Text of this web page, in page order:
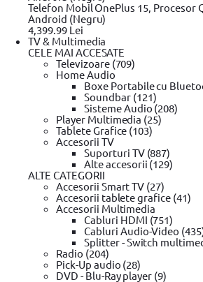
Telefon Mobil OnePlus 15, Procesor
Android (Negru)
4,399.99 Lei
TV & Multimedia
CELE MAI ACCESATE
Televizoare (709)
Home Audio
Boxe Portabile cu
Soundbar (121)
Sisteme Audio (208)
Player Multimedia (25)
Tablete Grafice (103)
Accesorii TV
Suporturi TV (887)
Alte accesorii (129)
ALTE CATEGORII
Accesorii Smart TV (27)
Accesorii tablete grafice (41)
Accesorii Multimedia
Cabluri HDMI (751)
Cabluri Audio-Video
Splitter - Switch
Radio (204)
Pick-Up audio (28)
DVD - Blu-Ray player (9)
Stanley(88)
YATO(57)
DeWALT(45)
Makita(16)
BOSCH(5)
Dedra(2)
AW Tools(1)
(1)
Prosperplast(1)
KNIPEX(1)
Cutie pentru unelte supraetajata
Cutie pentru unelte
Cutie pentru unelte mobila
Geanta pentru unelte
Cutie organizator
Suport unelte
Portscule
Rucsac
Dulap pentru unelte, mobil
Dulap pentru unelte